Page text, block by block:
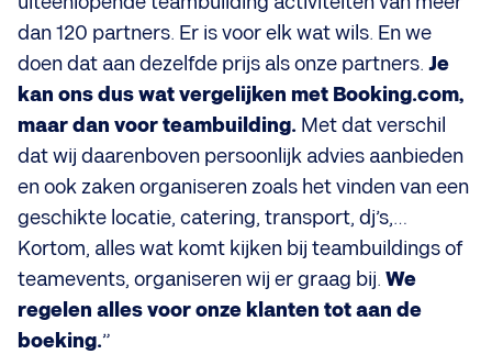
dan 120 partners. Er is voor elk wat wils. En we
doen dat aan dezelfde prijs als onze partners. Je
kan ons dus wat vergelijken met Booking.com,
maar dan voor teambuilding. Met dat verschil
dat wij daarenboven persoonlijk advies aanbieden
en ook zaken organiseren zoals het vinden van een
geschikte locatie, catering, transport, dj’s,…
Kortom, alles wat komt kijken bij teambuildings of
teamevents, organiseren wij er graag bij. We
regelen alles voor onze klanten tot aan de
boeking.”